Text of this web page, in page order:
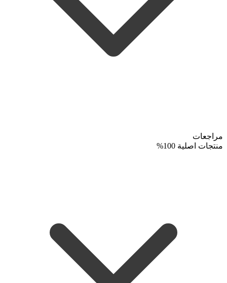
مراجعات
منتجات اصلية 100%